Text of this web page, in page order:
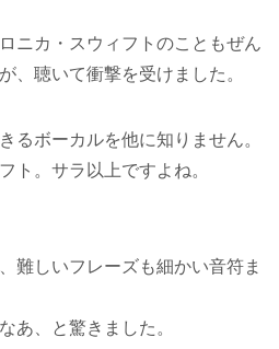
ニカ・スウィフトのこともぜん
、聴いて衝撃を受けました。
るボーカルを他に知りません。
ト。サラ以上ですよね。
難しいフレーズも細かい音符ま
あ、と驚きました。